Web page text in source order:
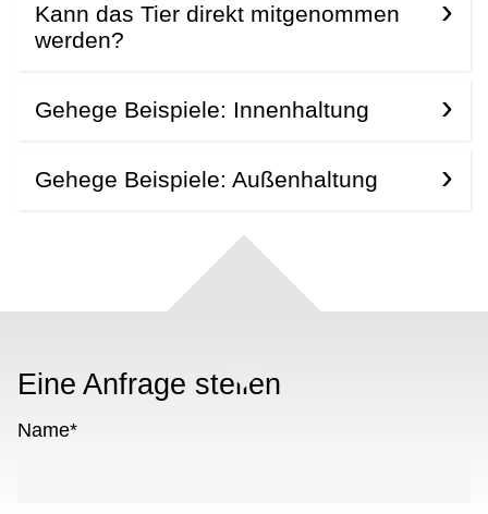
Kann das Tier direkt mitgenommen
werden?
Gehege Beispiele: Innenhaltung
Gehege Beispiele: Außenhaltung
Eine Anfrage stellen
Name*